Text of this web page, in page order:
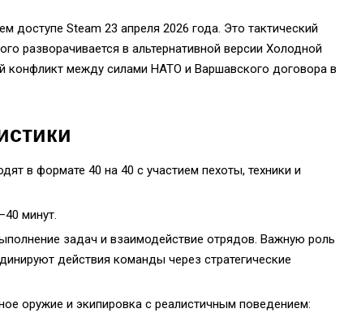
доступе Steam 23 апреля 2026 года. Это тактический
разворачивается в альтернативной версии Холодной
конфликт между силами НАТО и Варшавского договора в
в формате 40 на 40 с участием пехоты, техники и
минут.
задач и взаимодействие отрядов. Важную роль
действия команды через стратегические
оружие и экипировка с реалистичным поведением: